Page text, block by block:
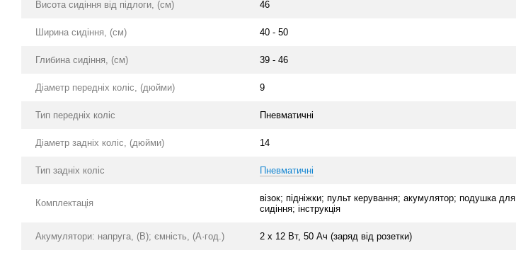
Висота сидіння від підлоги, (см) 46
Ширина сидіння, (см) 40 - 50
Глибина сидіння, (см) 39 - 46
Діаметр передніх коліс, (дюйми) 9
Тип передніх коліс Пневматичні
Діаметр задніх коліс, (дюйми) 14
Тип задніх коліс Пневматичні
Комплектація
візок; підніжки; пульт керування; акумулятор; подушка для
сидіння; інструкція
Акумулятори: напруга, (В); ємність, (А·год.) 2 х 12 Вт, 50 Ач (заряд від розетки)